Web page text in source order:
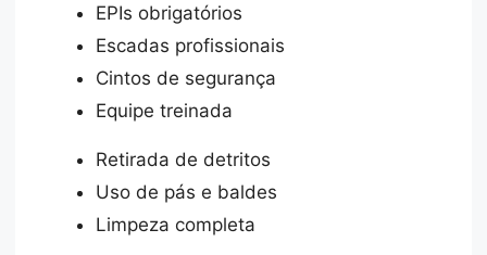
EPIs obrigatórios
Escadas profissionais
Cintos de segurança
Equipe treinada
Retirada de detritos
Uso de pás e baldes
Limpeza completa